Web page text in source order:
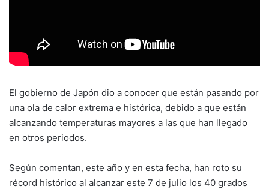
El gobierno de Japón dio a conocer que están pasando por
una ola de calor extrema e histórica, debido a que están
alcanzando temperaturas mayores a las que han llegado
en otros periodos.
Según comentan, este año y en esta fecha, han roto su
récord histórico al alcanzar este 7 de julio los 40 grados